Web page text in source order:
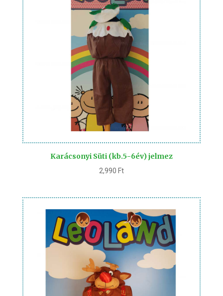
Karácsonyi Süti (kb.5-6év) jelmez
2,990 Ft